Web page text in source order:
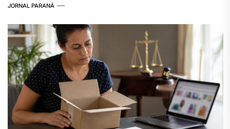
JORNAL PARANÁ